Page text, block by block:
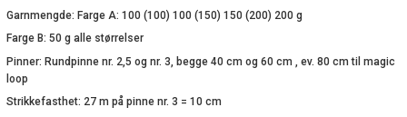
Garnmengde: Farge A: 100 (100) 100 (150) 150 (200) 200 g
Farge B: 50 g alle størrelser
Pinner: Rundpinne nr. 2,5 og nr. 3, begge 40 cm og 60 cm , ev. 80 cm til magic
loop
Strikkefasthet: 27 m på pinne nr. 3 = 10 cm